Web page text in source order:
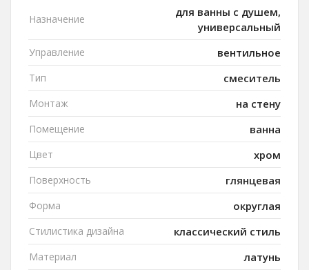
Назначение
для ванны с душем,
универсальный
Управление вентильное
Тип смеситель
Монтаж на стену
Помещение ванна
Цвет хром
Поверхность глянцевая
Форма округлая
Стилистика дизайна классический стиль
Материал латунь